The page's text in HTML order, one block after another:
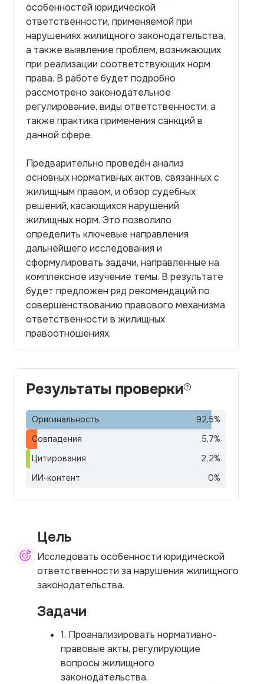
особенностей юридической
ответственности, применяемой при
нарушениях жилищного законодательства,
а также выявление проблем, возникающих
при реализации соответствующих норм
права. В работе будет подробно
рассмотрено законодательное
регулирование, виды ответственности, а
также практика применения санкций в
данной сфере.
Предварительно проведён анализ
основных нормативных актов, связанных с
жилищным правом, и обзор судебных
решений, касающихся нарушений
жилищных норм. Это позволило
определить ключевые направления
дальнейшего исследования и
сформулировать задачи, направленные на
комплексное изучение темы. В результате
будет предложен ряд рекомендаций по
совершенствованию правового механизма
ответственности в жилищных
правоотношениях.
Результаты проверки
Оригинальность 92,5%
Совпадения
5,7%
Цитирования
2,2%
ИИ-контент
0%
Цель
Исследовать особенности юридической
ответственности за нарушения жилищного
законодательства.
Задачи
1. Проанализировать нормативно-
правовые акты, регулирующие
вопросы жилищного
законодательства.